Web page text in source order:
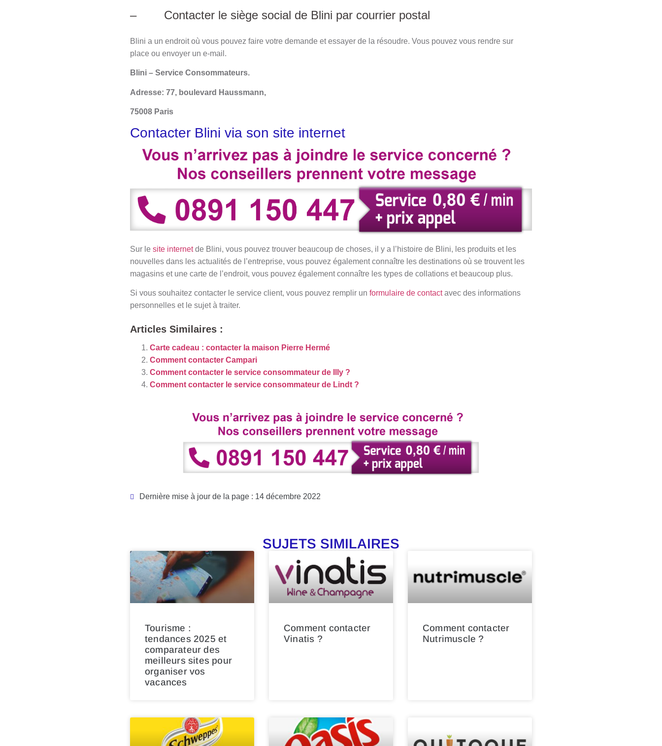
– Contacter le siège social de Blini par courrier postal
Blini a un endroit où vous pouvez faire votre demande et essayer de la résoudre. Vous pouvez vous rendre sur
place ou envoyer un e-mail.
Blini – Service Consommateurs.
Adresse: 77, boulevard Haussmann,
75008 Paris
Contacter Blini via son site internet
Sur le site internetde Blini, vous pouvez trouver beaucoup de choses, il y a l’histoire de Blini, les produits et les
nouvelles dans les actualités de l’entreprise, vous pouvez également connaître les destinations où se trouvent les
magasins et une carte de l’endroit, vous pouvez également connaître les types de collations et beaucoup plus.
Si vous souhaitez contacter le service client, vous pouvez remplir un formulaire de contactavec des informations
personnelles et le sujet à traiter.
Articles Similaires :
Carte cadeau : contacter la maison Pierre Hermé
Comment contacter Campari
Comment contacter le service consommateur de Illy ?
Comment contacter le service consommateur de Lindt ?
Dernière mise à jour de la page : 14 décembre 2022
SUJETS SIMILAIRES
Tourisme :
tendances 2025 et
comparateur des
meilleurs sites pour
organiser vos
vacances
Comment contacter
Vinatis ?
Comment contacter
Nutrimuscle ?